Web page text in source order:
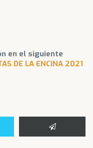
en el siguiente
DE LA ENCINA 2021